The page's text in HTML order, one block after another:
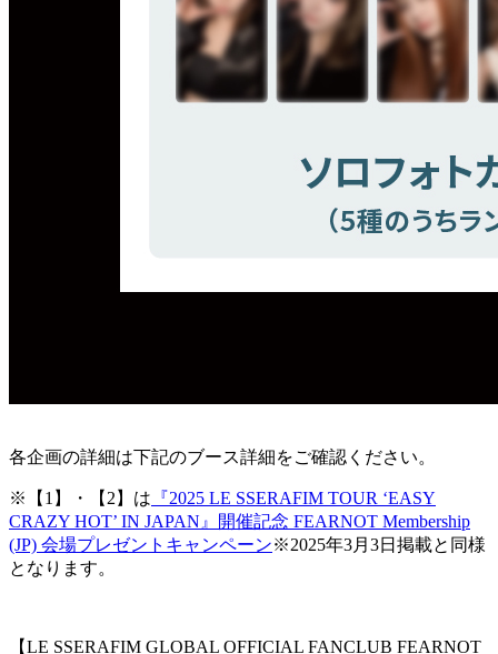
各企画の詳細は下記のブース詳細をご確認ください。
※【1】・【2】は 『2025 LE SSERAFIM TOUR ‘EASY
CRAZY HOT’ IN JAPAN』開催記念 FEARNOT Membership
(JP) 会場プレゼントキャンペーン※2025年3月3日掲載と同様
となります。
【LE SSERAFIM GLOBAL OFFICIAL FANCLUB FEARNOT